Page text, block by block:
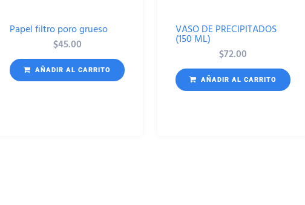
Papel filtro poro grueso
$45.00
AÑADIR AL CARRITO
VASO DE PRECIPITADOS
(150 ML)
$72.00
AÑADIR AL CARRITO